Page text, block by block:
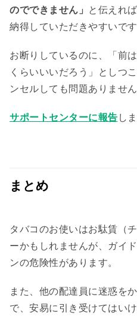
のでできません」 と伝えれば
納得していただきやすいです
お断りしているのに、「前
くらいいいだろう」としつ
ンセルしても問題ありません
サポートセンターに報告し
まとめ
タバコのお使いはお駄賃（
ーかもしれませんが、ガイ
ンの危険性があります。
また、他の配達員に迷惑を
で、安易に引き受けてはいけ